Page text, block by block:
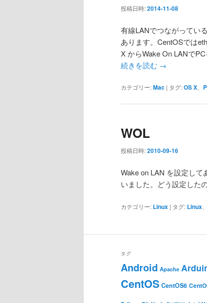
投稿日時:2014-11-08
有線LANでつながってい
あります。CentOSでは
X からWake On LANで
続きを読む →
カテゴリー:Mac | タグ:OS X
WOL
投稿日時:2010-09-16
Wake on LAN を設定し
いました。どう設定した
カテゴリー: Linux | タグ: Linux
タグ
Android Apache
CentOS CentOS6